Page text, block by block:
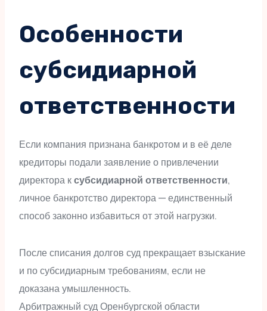
Особенности
субсидиарной
ответственности
Если компания признана банкротом и в её деле
кредиторы подали заявление о привлечении
директора к субсидиарной ответственности,
личное банкротство директора — единственный
способ законно избавиться от этой нагрузки.
После списания долгов суд прекращает взыскание
и по субсидиарным требованиям, если не
доказана умышленность.
Арбитражный суд Оренбургской области